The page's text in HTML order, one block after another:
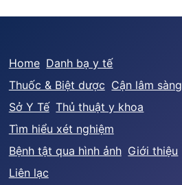
Home Danh bạ y tế
Thuốc & Biệt dược Cận lâm sàng
Sở Y Tế Thủ thuật y khoa
Tìm hiểu xét nghiệm
Bệnh tật qua hình ảnh Giới thiệu
Liên lạc